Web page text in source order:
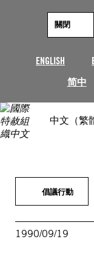
ENGLISH
简中
關閉
中文（繁
倡議行動
1990/09/19